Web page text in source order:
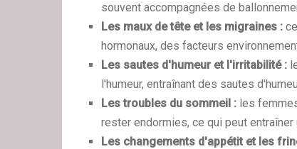
souvent accompagnées de
Les maux de tête et les migraines :
hormonaux, des facteurs
Les sautes d'humeur et l'irritabilité :
l'humeur, entraînant des sautes
Les troubles du sommeil : les
rester endormies, ce qui peut
Les changements d'appétit et les